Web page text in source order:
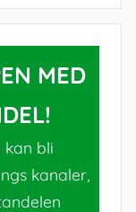
MED
kan bli
kanaler,